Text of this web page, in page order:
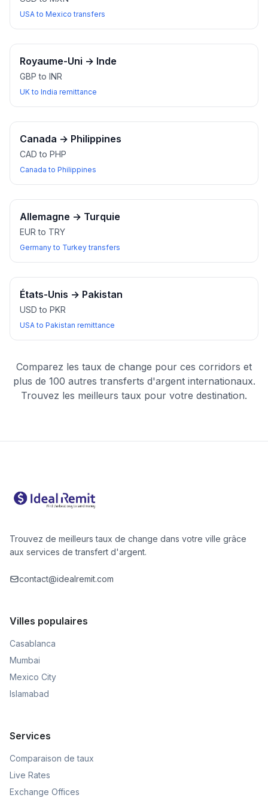
USA to Mexico transfers
Royaume-Uni → Inde
GBP to INR
UK to India remittance
Canada → Philippines
CAD to PHP
Canada to Philippines
Allemagne → Turquie
EUR to TRY
Germany to Turkey transfers
États-Unis → Pakistan
USD to PKR
USA to Pakistan remittance
Comparez les taux de change pour ces corridors et
plus de 100 autres transferts d'argent internationaux.
Trouvez les meilleurs taux pour votre destination.
Trouvez de meilleurs taux de change dans votre ville grâce
aux services de transfert d'argent.
contact@idealremit.com
Villes populaires
Casablanca
Mumbai
Mexico City
Islamabad
Services
Comparaison de taux
Live Rates
Exchange Offices